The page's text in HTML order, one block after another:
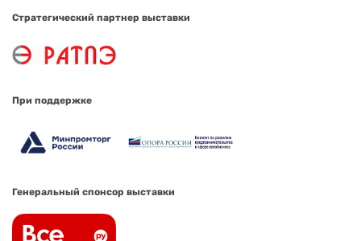
Стратегический партнер выставки
При поддержке
Генеральный спонсор выставки